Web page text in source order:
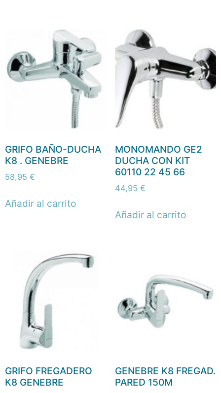
GRIFO BAÑO-DUCHA
K8 . GENEBRE
58,95 €
Añadir al carrito
MONOMANDO GE2
DUCHA CON KIT
60110 22 45 66
44,95 €
Añadir al carrito
GRIFO FREGADERO
K8 GENEBRE
GENEBRE K8 FREGAD.
PARED 150M